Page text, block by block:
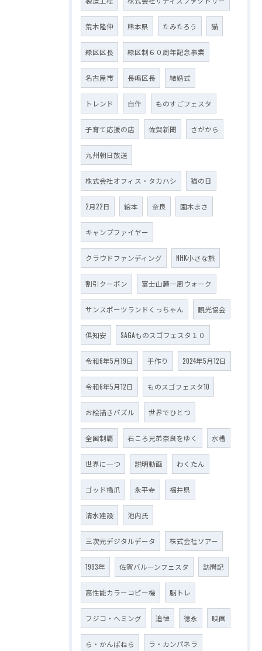
荒木隆伸 熊本県 たみたろう 猫
緑区区長 緑区制６０周年記念事業
名古屋市 長嶋区長 結婚式
トレンド 自作 ものすごフェスタ
子育て応援の店 佐賀新聞 さがから
九州朝日放送
株式会社オフィス・タカハシ 猫の日
2月22日 絵本 奈良 園木まさ
キャンプファイヤー
クラウドファンディング NHK小さな旅
割引クーポン 富士山麓一周ウォーク
サンスポーツランドくっちゃん 観光協会
倶知安 SAGAものスゴフェスタ１０
令和6年5月19日 手作り 2024年5月12日
令和6年5月12日 ものスゴフェスタ10
お絵描きパズル 世界でひとつ
全国制覇 石ころ兄弟奈良をゆく 水槽
世界に一つ 説明動画 わくたん
ゴッド橋爪 永平寺 福井県
清水建設 池内氏
三次元デジタルデータ 株式会社ソアー
1993年 佐賀バルーンフェスタ 訪問記
高性能カラーコピー機 脳トレ
フジコ・ヘミング 追悼 徳永 映画
ら・かんぱねら ラ・カンパネラ